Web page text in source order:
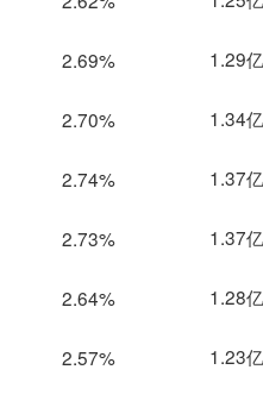
2.69% 1.29亿
2.70% 1.34亿
2.74% 1.37亿
2.73% 1.37亿
2.64% 1.28亿
2.57% 1.23亿